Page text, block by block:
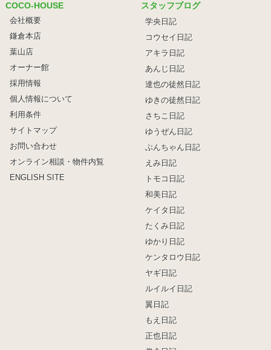
COCO-HOUSE
会社概要
鎌倉本店
葉山店
オーナー館
採用情報
個人情報について
利用条件
サイトマップ
お問い合わせ
オンライン相談・物件内覧
ENGLISH SITE
スタッフブログ
学央日記
コウセイ日記
アキラ日記
あんじ日記
達也の徒然日記
ゆきの徒然日記
さちこ日記
ゆうぜん日記
ぶんちゃん日記
えみ日記
トモコ日記
和美日記
ケイタ日記
たくみ日記
ゆかり日記
ケンタロウ日記
ヤギ日記
ルイルイ日記
翼日記
もえ日記
正也日記